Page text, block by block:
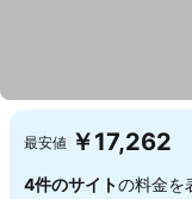
最安値 ￥17,262
4件のサイトの料金を